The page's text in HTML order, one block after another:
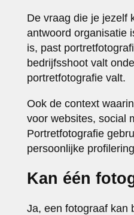
De vraag die je jezelf
antwoord organisatie
is, past
bedrijfsshoot valt
portretfotografie valt.
Ook de context
voor websites, social
Portretfotografie
persoonlijke
Kan één
Ja, een fotograaf kan